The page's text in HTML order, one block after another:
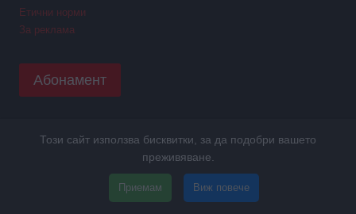
Етични норми
За реклама
Абонамент
Copyright © 2026 GPNews. Всички права запазени.
Този сайт използва бисквитки, за да подобри вашето
преживяване.
Приемам Виж повече